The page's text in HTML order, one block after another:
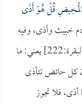
قُلْ هُوَ أَذًى
دم خبيث وأذى، وفيه
[البقرة:222] يعني: ما
كل حائض تتأذى
فلا تجوز